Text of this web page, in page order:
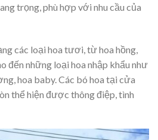
trọng, phù hợp với nhu cầu của
các loại hoa tươi, từ hoa hồng,
đến những loại hoa nhập khẩu như
hoa baby. Các bó hoa tại cửa
thể hiện được thông điệp, tình